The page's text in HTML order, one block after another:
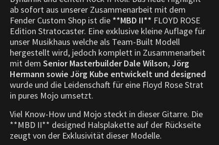
ab sofort aus unserer Zusammenarbeit mit dem
Fender Custom Shop ist die **MBD II** FLOYD ROSE
Edition Stratocaster. Eine exklusive kleine Auflage für
unser Musikhaus welche als Team-Built Modell
hergestellt wird, jedoch komplett in Zusammenarbeit
mit dem Senior Masterbuilder Dale Wilson, Jörg
Hermann sowie Jörg Kube entwickelt und designed
wurde und die Leidenschaft für eine Floyd Rose Strat
in pures Mojo umsetzt.
Viel Know-How und Mojo steckt in dieser Gitarre. Die
**MBD II** designed Halsplakette auf der Rückseite
zeugt von der Exklusivität dieser Modelle.